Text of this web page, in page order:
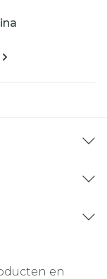
pagina
en